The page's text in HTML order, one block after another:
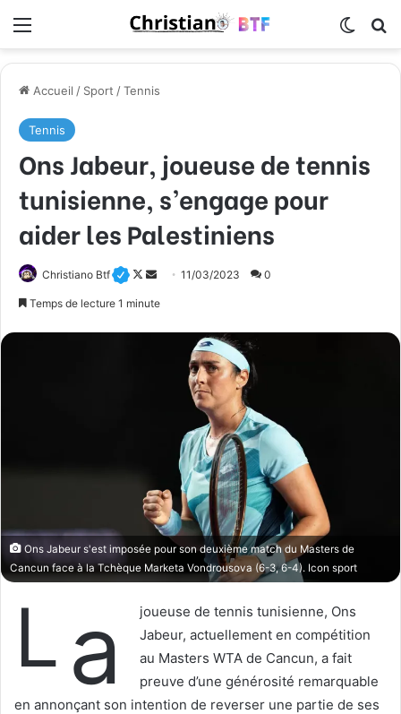
Accueil / Sport /Tennis
Tennis
Ons Jabeur, joueuse de tennis
tunisienne, s’engage pour
aider les Palestiniens
Christiano Btf
F
o
u
r
r
i
l
11/03/2023 0
Temps de lecture 1 minute
Ons Jabeur s'est imposée pour son deuxième match du Masters de
Cancun face à la Tchèque Marketa Vondrousova (6-3, 6-4). Icon sport
La
joueuse de tennis tunisienne, Ons
Jabeur, actuellement en compétition
au Masters WTA de Cancun, a fait
preuve d’une générosité remarquable
en annonçant son intention de reverser une partie de ses